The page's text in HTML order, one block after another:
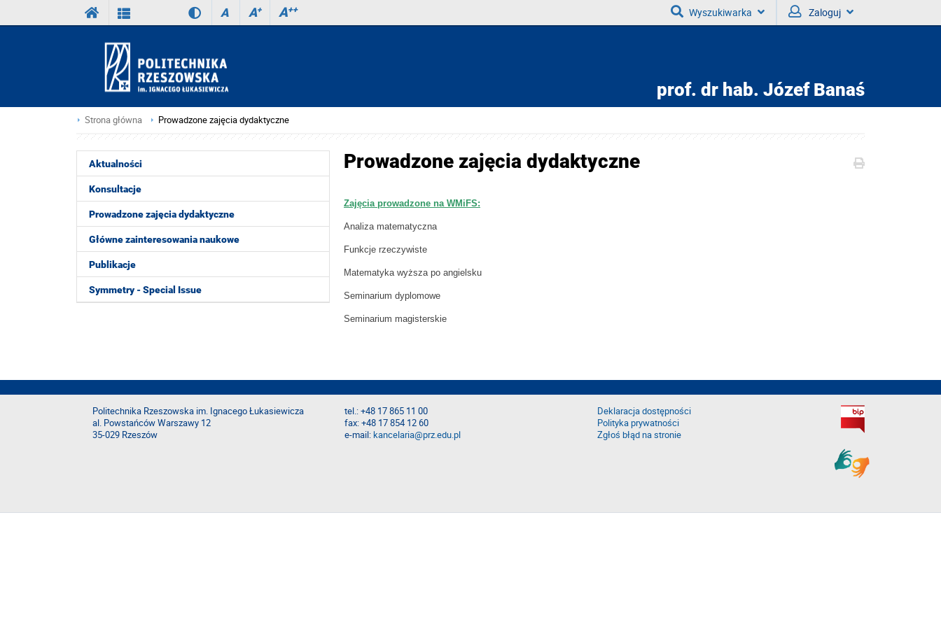
A A+ A++ Wyszukiwarka Zaloguj
prof. dr hab. Józef Banaś
Strona główna Prowadzone zajęcia dydaktyczne
Aktualności
Konsultacje
Prowadzone zajęcia dydaktyczne
Główne zainteresowania naukowe
Publikacje
Symmetry - Special Issue
Prowadzone zajęcia dydaktyczne
Zajęcia prowadzone na WMiFS:
Analiza matematyczna
Funkcje rzeczywiste
Matematyka wyższa po angielsku
Seminarium dyplomowe
Seminarium magisterskie
Politechnika Rzeszowska im. Ignacego Łukasiewicza
al. Powstańców Warszawy 12
35-029 Rzeszów
tel.: +48 17 865 11 00
fax: +48 17 854 12 60
e-mail:kancelaria@prz.edu.pl
Deklaracja dostępności
Polityka prywatności
Zgłoś błąd na stronie